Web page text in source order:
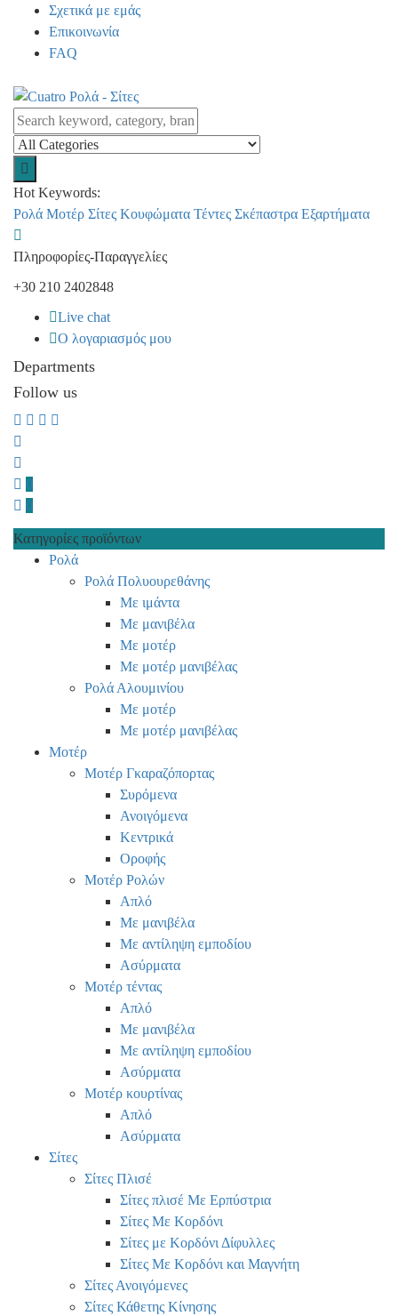
Σχετικά με εμάς
Επικοινωνία
FAQ
Hot Keywords:
Ρολά Μοτέρ Σίτες Κουφώματα Τέντες Σκέπαστρα Εξαρτήματα
Πληροφορίες-Παραγγελίες
+30 210 2402848
Live chat
Ο λογαριασμός μου
Departments
Follow us
0
0
Κατηγορίες προϊόντων
Ρολά
Ρολά Πολυουρεθάνης
Με ιμάντα
Με μανιβέλα
Με μοτέρ
Με μοτέρ μανιβέλας
Ρολά Αλουμινίου
Με μοτέρ
Με μοτέρ μανιβέλας
Μοτέρ
Μοτέρ Γκαραζόπορτας
Συρόμενα
Ανοιγόμενα
Κεντρικά
Οροφής
Μοτέρ Ρολών
Απλό
Με μανιβέλα
Με αντίληψη εμποδίου
Ασύρματα
Μοτέρ τέντας
Απλό
Με μανιβέλα
Με αντίληψη εμποδίου
Ασύρματα
Μοτέρ κουρτίνας
Απλό
Ασύρματα
Σίτες
Σίτες Πλισέ
Σίτες πλισέ Με Ερπύστρια
Σίτες Με Κορδόνι
Σίτες με Κορδόνι Δίφυλλες
Σίτες Με Κορδόνι και Μαγνήτη
Σίτες Ανοιγόμενες
Σίτες Κάθετης Κίνησης